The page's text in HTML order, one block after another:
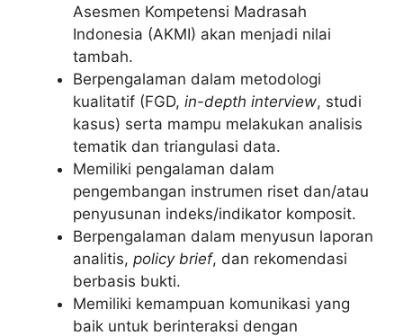
Asesmen Kompetensi Madrasah
Indonesia (AKMI) akan menjadi nilai
tambah.
Berpengalaman dalam metodologi
kualitatif (FGD, in-depth interview, studi
kasus) serta mampu melakukan analisis
tematik dan triangulasi data.
Memiliki pengalaman dalam
pengembangan instrumen riset dan/atau
penyusunan indeks/indikator komposit.
Berpengalaman dalam menyusun laporan
analitis, policy brief, dan rekomendasi
berbasis bukti.
Memiliki kemampuan komunikasi yang
baik untuk berinteraksi dengan